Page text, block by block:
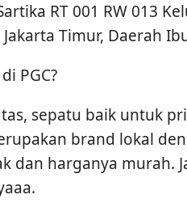
RT 001 RW 013
Timur, Daerah
PGC?
sepatu baik untuk
brand lokal
dan harganya murah.